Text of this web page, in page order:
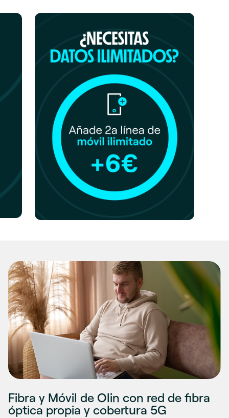
Fibra y Móvil de Olin con red de fibra
óptica propia y cobertura 5G